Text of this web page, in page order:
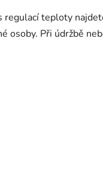
regulací teploty
osoby. Při údržbě